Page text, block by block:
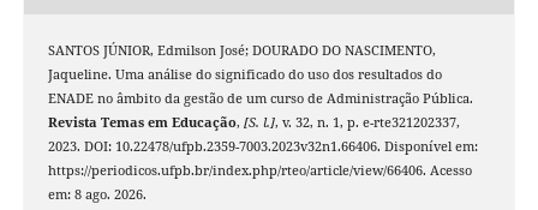
SANTOS JÚNIOR, Edmilson José; DOURADO DO NASCIMENTO,
Jaqueline. Uma análise do significado do uso dos resultados do
ENADE no âmbito da gestão de um curso de Administração Pública.
Revista Temas em Educação, [S. l.], v. 32, n. 1, p. e-rte321202337,
2023. DOI: 10.22478/ufpb.2359-7003.2023v32n1.66406. Disponível em:
https://periodicos.ufpb.br/index.php/rteo/article/view/66406. Acesso
em: 8 ago. 2026.